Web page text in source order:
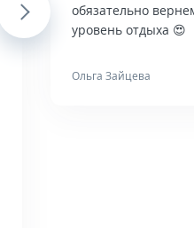
обязательно
уровень отдыха 😍
Ольга Зайцева
Next